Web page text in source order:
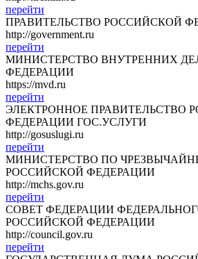
перейти
ПРАВИТЕЛЬСТВО РОССИЙСКОЙ
http://government.ru
перейти
МИНИСТЕРСТВО ВНУТРЕННИХ
ФЕДЕРАЦИИ
https://mvd.ru
перейти
ЭЛЕКТРОННОЕ ПРАВИТЕЛЬСТВО
ФЕДЕРАЦИИ ГОС.УСЛУГИ
http://gosuslugi.ru
перейти
МИНИСТЕРСТВО ПО
РОССИЙСКОЙ ФЕДЕРАЦИИ
http://mchs.gov.ru
перейти
СОВЕТ ФЕДЕРАЦИИ
РОССИЙСКОЙ ФЕДЕРАЦИИ
http://council.gov.ru
перейти